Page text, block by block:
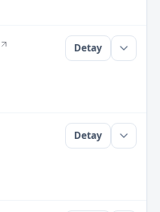
Detay
Detay